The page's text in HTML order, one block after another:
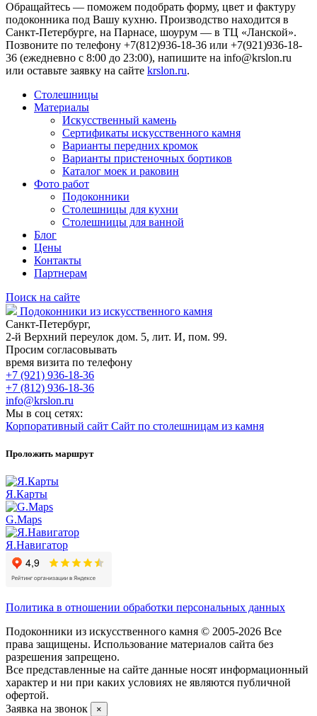
Обращайтесь — поможем подобрать форму, цвет и фактуру
подоконника под Вашу кухню. Производство находится в
Санкт-Петербурге, на Парнасе, шоурум — в ТЦ «Ланской».
Позвоните по телефону +7(812)936-18-36 или +7(921)936-18-
36 (ежедневно с 8:00 до 23:00), напишите на info@krslon.ru
или оставьте заявку на сайте krslon.ru.
Столешницы
Материалы
Искусственный камень
Сертификаты искусственного камня
Варианты передних кромок
Варианты пристеночных бортиков
Каталог моек и раковин
Фото работ
Подоконники
Столешницы для кухни
Столешницы для ванной
Блог
Цены
Контакты
Партнерам
Поиск на сайте
Подоконники из искусственного камня
Санкт-Петербург,
2-й Верхний переулок дом. 5, лит. И, пом. 99.
Просим согласовывать
время визита по телефону
+7 (921) 936-18-36
+7 (812) 936-18-36
info@krslon.ru
Мы в соц сетях:
Корпоративный сайт Сайт по столешницам из камня
Проложить маршрут
Я.Карты
G.Maps
Я.Навигатор
Политика в отношении обработки персональных данных
Подоконники из искусственного камня © 2005-2026 Все
права защищены. Использование материалов сайта без
разрешения запрещено.
Все представленные на сайте данные носят информационный
характер и ни при каких условиях не являются публичной
офертой.
Заявка на звонок
×